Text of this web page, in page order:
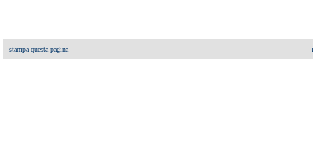
stampa questa pagina